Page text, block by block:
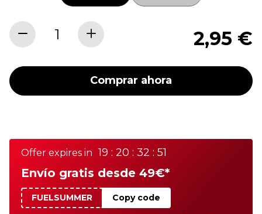
2,95 €
Comprar ahora
Offer expires in 19 : 20 : 32 : 51
Envío gratis desde 49€*
FUELSUMMER Copy code